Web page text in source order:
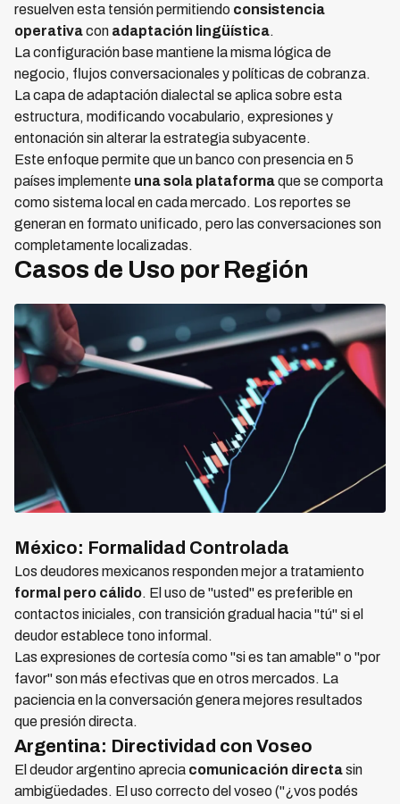
resuelven esta tensión permitiendo consistencia
operativacon adaptación lingüística.
La configuración base mantiene la misma lógica de
negocio, flujos conversacionales y políticas de cobranza.
La capa de adaptación dialectal se aplica sobre esta
estructura, modificando vocabulario, expresiones y
entonación sin alterar la estrategia subyacente.
Este enfoque permite que un banco con presencia en 5
países implemente una sola plataformaque se comporta
como sistema local en cada mercado. Los reportes se
generan en formato unificado, pero las conversaciones son
completamente localizadas.
Casos de Uso por Región
México: Formalidad Controlada
Los deudores mexicanos responden mejor a tratamiento
formal pero cálido. El uso de "usted" es preferible en
contactos iniciales, con transición gradual hacia "tú" si el
deudor establece tono informal.
Las expresiones de cortesía como "si es tan amable" o "por
favor" son más efectivas que en otros mercados. La
paciencia en la conversación genera mejores resultados
que presión directa.
Argentina: Directividad con Voseo
El deudor argentino aprecia comunicación directasin
ambigüedades. El uso correcto del voseo ("¿vos podés